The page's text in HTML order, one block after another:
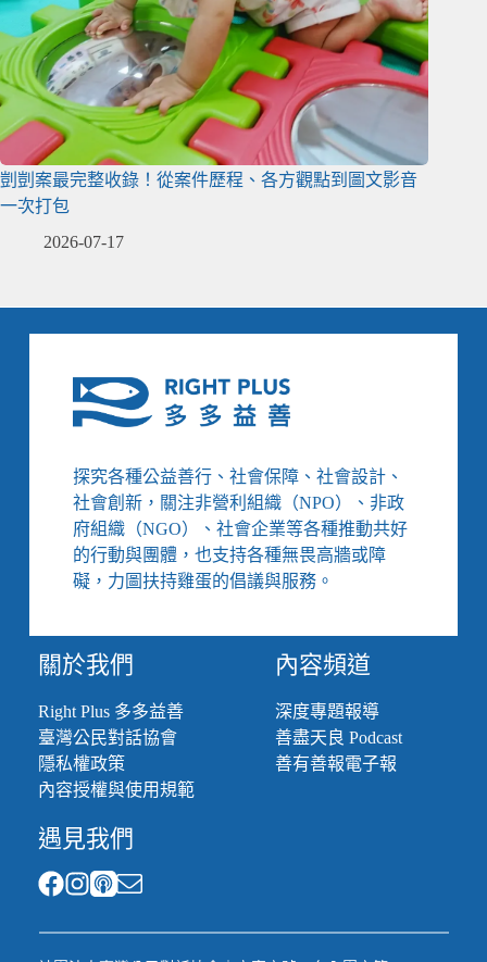
剴剴案最完整收錄！從案件歷程、各方觀點到圖文影音
一次打包
2026-07-17
探究各種公益善行、社會保障、社會設計、
社會創新，關注非營利組織（NPO）、非政
府組織（NGO）、社會企業等各種推動共好
的行動與團體，也支持各種無畏高牆或障
礙，力圖扶持雞蛋的倡議與服務。
關於我們
Right Plus 多多益善
臺灣公民對話協會
隱私權政策
內容授權與使用規範
內容頻道
深度專題報導
善盡天良 Podcast
善有善報電子報
遇見我們